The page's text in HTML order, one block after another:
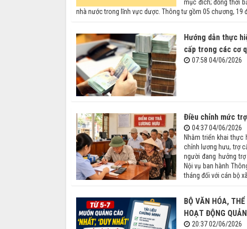
mục đích; đồng thời
nhà nước trong lĩnh vực dược. Thông tư gồm 05 chương,
Hướng dẫn thực
cấp trong các cơ
07:58 04/06/2026
Điều chỉnh mức
04:37 04/06/2026
Nhằm triển khai thực
chỉnh lương hưu, trợ
người đang hưởng
Nội vụ ban hành
tháng đối với cán bộ
BỘ VĂN HÓA,
HOẠT ĐỘNG
20:37 02/06/2026